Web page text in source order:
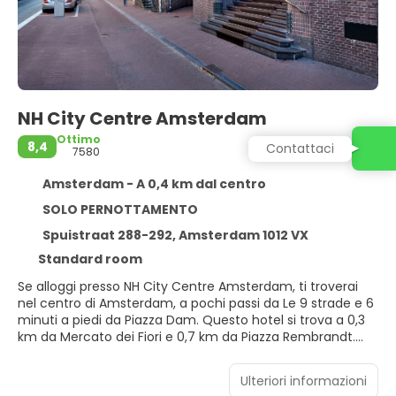
NH City Centre Amsterdam
8,4
Ottimo
7580
Amsterdam - A 0,4 km dal centro
SOLO PERNOTTAMENTO
Spuistraat 288-292, Amsterdam 1012 VX
Standard room
Se alloggi presso NH City Centre Amsterdam, ti troverai
nel centro di Amsterdam, a pochi passi da Le 9 strade e 6
minuti a piedi da Piazza Dam. Questo hotel si trova a 0,3
km da Mercato dei Fiori e 0,7 km da Piazza Rembrandt.
Avrai a disposizione utili servizi come il Wi-Fi gratuito,
servizi di concierge e una TV nelle aree comuni.
Ulteriori informazioni
Contattaci